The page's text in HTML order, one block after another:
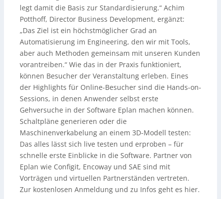
legt damit die Basis zur Standardisierung.“ Achim
Potthoff, Director Business Development, ergänzt:
„Das Ziel ist ein höchstmöglicher Grad an
Automatisierung im Engineering, den wir mit Tools,
aber auch Methoden gemeinsam mit unseren Kunden
vorantreiben.“ Wie das in der Praxis funktioniert,
können Besucher der Veranstaltung erleben. Eines
der Highlights für Online-Besucher sind die Hands-on-
Sessions, in denen Anwender selbst erste
Gehversuche in der Software Eplan machen können.
Schaltpläne generieren oder die
Maschinenverkabelung an einem 3D-Modell testen:
Das alles lässt sich live testen und erproben – für
schnelle erste Einblicke in die Software. Partner von
Eplan wie Configit, Encoway und SAE sind mit
Vorträgen und virtuellen Partnerständen vertreten.
Zur kostenlosen Anmeldung und zu Infos geht es hier.